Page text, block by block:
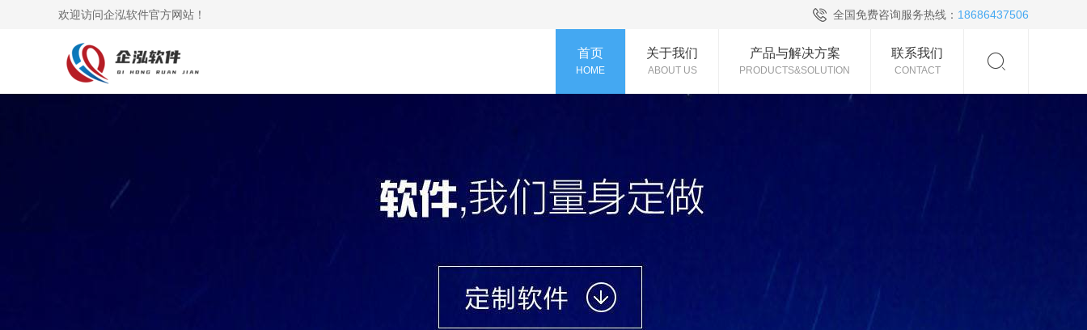
欢迎访问企泓软件官方网站！ 全国免费咨询服务热线： 18686437506
首页
HOME
关于我们
ABOUT US
产品与解决方案
PRODUCTS&SOLUTION
联系我们
CONTACT